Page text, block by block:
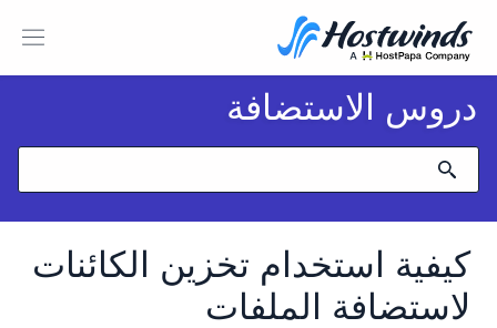
دروس الاستضافة
كيفية استخدام تخزين الكائنات
لاستضافة الملفات